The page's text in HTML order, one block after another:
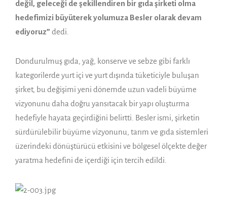
değil, geleceği de şekillendiren bir gıda şirketi olma
hedefimizi büyüterek yolumuza Besler olarak devam
ediyoruz” dedi.
Dondurulmuş gıda, yağ, konserve ve sebze gibi farklı
kategorilerde yurt içi ve yurt dışında tüketiciyle buluşan
şirket, bu değişimi yeni dönemde uzun vadeli büyüme
vizyonunu daha doğru yansıtacak bir yapı oluşturma
hedefiyle hayata geçirdiğini belirtti. Besler ismi, şirketin
sürdürülebilir büyüme vizyonunu, tarım ve gıda sistemleri
üzerindeki dönüştürücü etkisini ve bölgesel ölçekte değer
yaratma hedefini de içerdiği için tercih edildi.